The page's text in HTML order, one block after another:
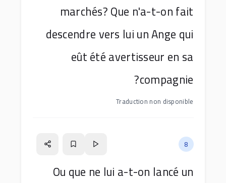
marchés? Que n'a-t-on fait
descendre vers lui un Ange qui
eût été avertisseur en sa
compagnie?
Traduction non disponible
8
Ou que ne lui a-t-on lancé un